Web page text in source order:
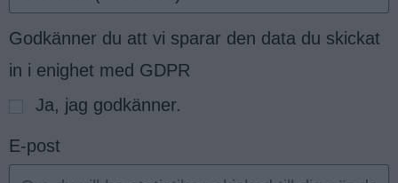
Godkänner du att vi sparar den data du skickat
in i enighet med GDPR
Ja, jag godkänner.
E-post